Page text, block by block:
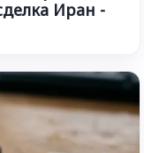
Иран -